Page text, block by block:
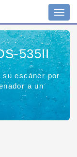
535II
escáner por
a un